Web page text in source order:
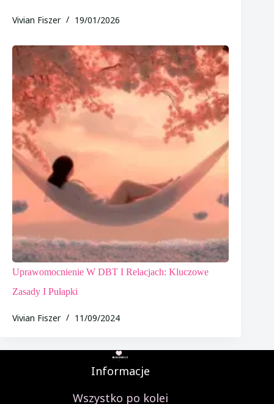
Vivian Fiszer 19/01/2026
Uprawomocnienie W DBT I Relacjach: Kluczowe
Zasady I Pułapki
Vivian Fiszer 11/09/2024
Informacje
Wszystko po kolei